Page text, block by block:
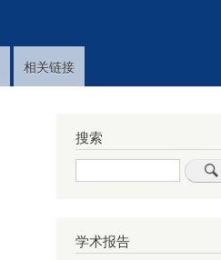
相关链接
搜索
Search
学术报告